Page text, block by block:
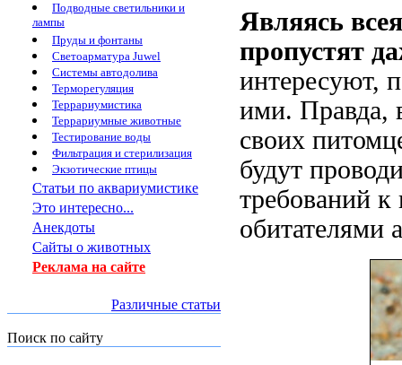
Подводные светильники и
лампы
Пруды и фонтаны
Светоарматура Juwel
Системы автодолива
Терморегуляция
Террариумистика
Террариумные животные
Тестирование воды
Фильтрация и стерилизация
Экзотические птицы
Статьи по аквариумистике
Это интересно...
Анекдоты
Сайты о животных
Реклама на сайте
Различные статьи
Поиск по сайту
Являясь
пропустят
интересуют,
ими. Правда,
своих
будут
требований к
обитателями